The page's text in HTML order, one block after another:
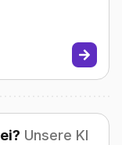
Unsere KI